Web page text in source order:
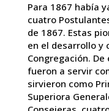
Para 1867 había
cuatro
de 1867. Estas
en el desarrollo y
Congregación.
fueron a servir
sirvieron como
Superiora